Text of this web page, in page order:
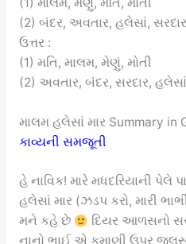
(2) બંદર, અવતાર, હલેસાં, સરદાર
ઉત્તર :
(1) મતિ, માલમ, મેણું, મોતી
(2) અવતાર, બંદર, સરદાર, હલેસાં
માલમ હલેસાં માર Summary in
કાવ્યની સમજૂતી
હે નાવિક! મારે મધદરિયાની પેલે
હલેસાં માર (ઝડપ કરો, મારી
મને કહે છે
દિયર આળસનો
નાનો ભાઈ એ કમાણી ઉપર